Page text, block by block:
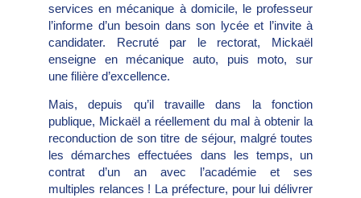
services en mécanique à domicile, le professeur
l’informe d’un besoin dans son lycée et l’invite à
candidater. Recruté par le rectorat, Mickaël
enseigne en mécanique auto, puis moto, sur
une filière d’excellence.
Mais, depuis qu’il travaille dans la fonction
publique, Mickaël a réellement du mal à obtenir la
reconduction de son titre de séjour, malgré toutes
les démarches effectuées dans les temps, un
contrat d’un an avec l’académie et ses
multiples relances ! La préfecture, pour lui délivrer